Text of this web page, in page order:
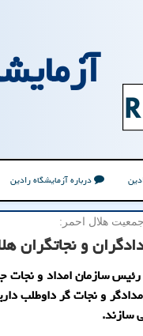
درباره آزمایشگاه رادین
هلال احمر:
سازمان امداد و نجات
داشت: 50 هزار امدادگر و نجات گر